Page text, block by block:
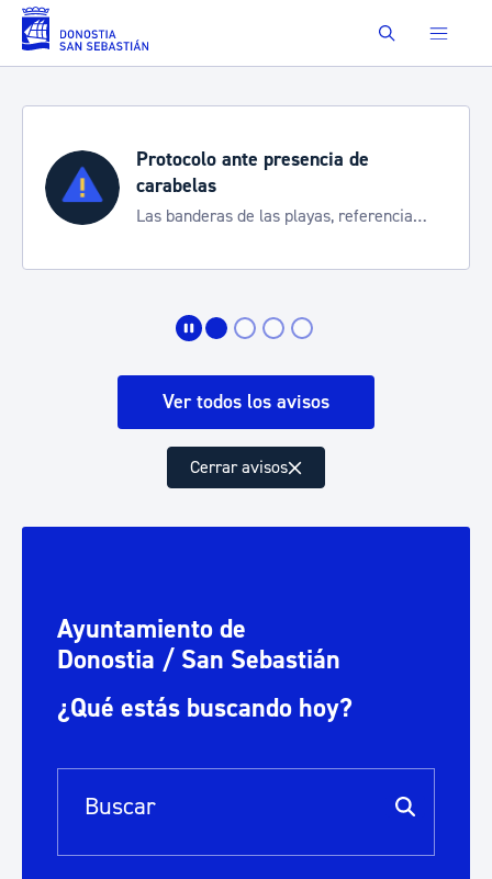
Saltar al contenido principal Buscar
referencia
Semana Grande 2026
Cortes de tráfico y servicios
de transporte
Ver todos los avisos
Cerrar avisos
Ayuntamiento de
Donostia / San Sebastián
¿Qué estás buscando hoy?
Barra de búsqueda